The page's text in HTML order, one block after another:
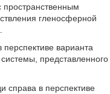
пространственным
гленосферной
варианта
представленного
справа в перспективе